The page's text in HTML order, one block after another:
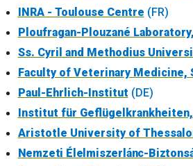
INRA - Toulouse Centre (FR)
Ploufragan-Plouzané
Ss. Cyril and Methodius
Faculty of Veterinary Medicine,
Paul-Ehrlich-Institut (DE)
Institut für
Aristotle University of
Nemzeti Élelmiszerlánc-